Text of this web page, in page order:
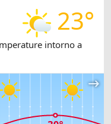
23°
intorno a